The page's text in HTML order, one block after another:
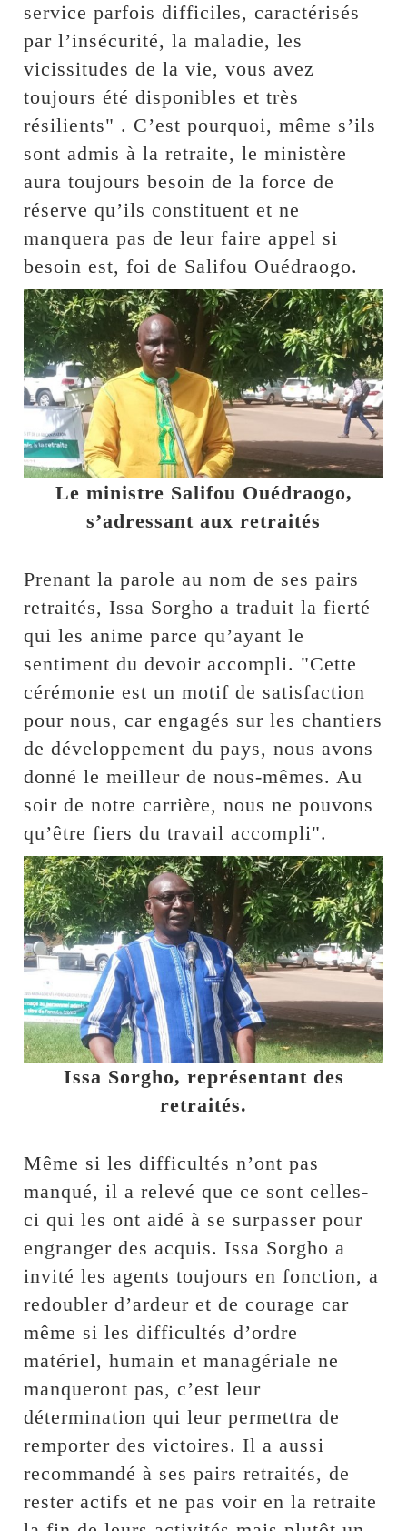
service parfois difficiles, caractérisés
par l’insécurité, la maladie, les
vicissitudes de la vie, vous avez
toujours été disponibles et très
résilients" . C’est pourquoi, même s’ils
sont admis à la retraite, le ministère
aura toujours besoin de la force de
réserve qu’ils constituent et ne
manquera pas de leur faire appel si
besoin est, foi de Salifou Ouédraogo.
Le ministre Salifou Ouédraogo,
s’adressant aux retraités
Prenant la parole au nom de ses pairs
retraités, Issa Sorgho a traduit la fierté
qui les anime parce qu’ayant le
sentiment du devoir accompli. "Cette
cérémonie est un motif de satisfaction
pour nous, car engagés sur les chantiers
de développement du pays, nous avons
donné le meilleur de nous-mêmes. Au
soir de notre carrière, nous ne pouvons
qu’être fiers du travail accompli".
Issa Sorgho, représentant des
retraités.
Même si les difficultés n’ont pas
manqué, il a relevé que ce sont celles-
ci qui les ont aidé à se surpasser pour
engranger des acquis. Issa Sorgho a
invité les agents toujours en fonction, a
redoubler d’ardeur et de courage car
même si les difficultés d’ordre
matériel, humain et managériale ne
manqueront pas, c’est leur
détermination qui leur permettra de
remporter des victoires. Il a aussi
recommandé à ses pairs retraités, de
rester actifs et ne pas voir en la retraite